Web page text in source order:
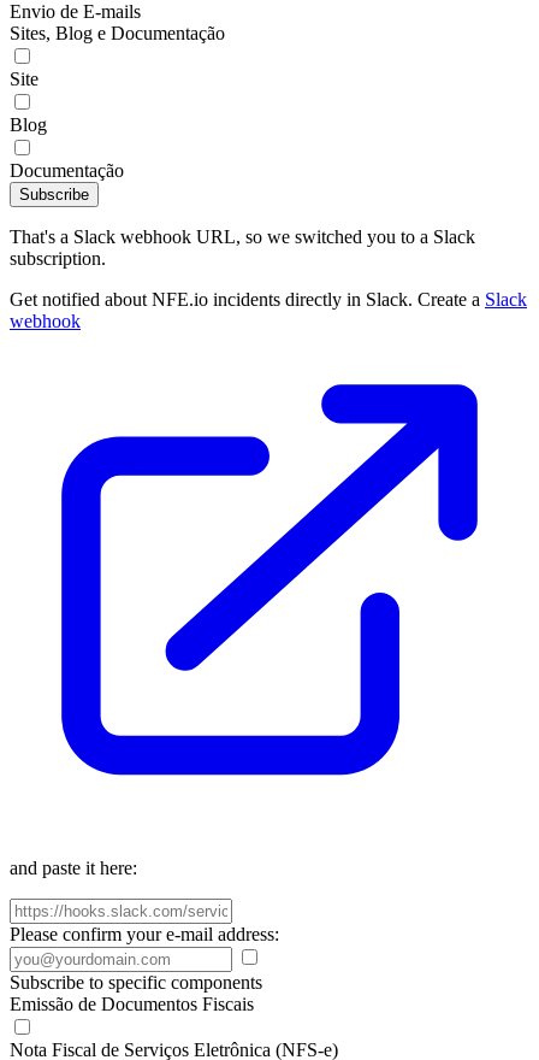
Envio de E-mails
Sites, Blog e Documentação
Site
Blog
Documentação
Subscribe
That's a Slack webhook URL, so we switched you to a Slack
subscription.
Get notified about NFE.io incidents directly in Slack. Create a Slack
webhook
and paste it here:
Please confirm your e-mail address:
Subscribe to specific components
Emissão de Documentos Fiscais
Nota Fiscal de Serviços Eletrônica (NFS-e)